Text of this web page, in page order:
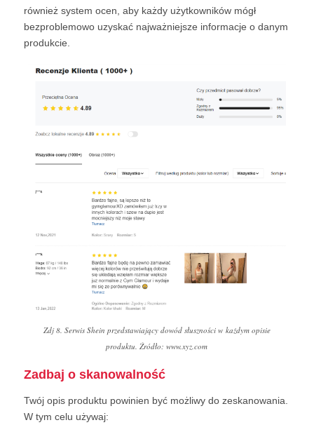
również system ocen, aby każdy użytkowników mógł
bezproblemowo uzyskać najważniejsze informacje o danym
produkcie.
Zdj 8. Serwis Shein przedstawiający dowód słuszności w każdym opisie
produktu. Źródło: www.xyz.com
Zadbaj o skanowalność
Twój opis produktu powinien być możliwy do zeskanowania.
W tym celu używaj: